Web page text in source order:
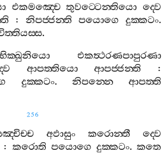
එකමඤ‍්චෙ තුවට‍්ටෙන‍්තියො ද‍්වෙ
: නිපජ‍්ජන‍්ති පයොගෙ දුක‍්කටං.
.
භික‍්ඛුනියො
එකත්‍ථරණපාපුරණා
ආපත‍්තියො ආපජ‍්ජන‍්ති :
දුක‍්කටං. නිපන‍්නෙ
ආපත‍්ති
256
අඵාසුං කරොන‍්තී
ද‍්වෙ
: කරොති පයොගෙ දුක‍්කටං.කතෙ